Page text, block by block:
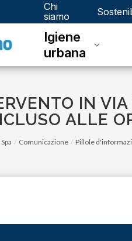
Chi
siamo
Igiene
urbana
IN
ALLE
Comunicazione Pillole